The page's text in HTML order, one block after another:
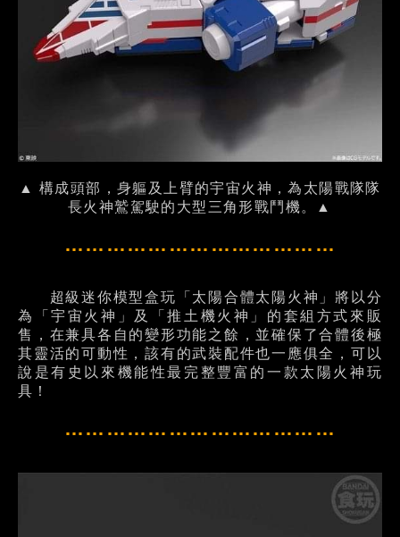
▲ 構成頭部，身軀及上臂的宇宙火神，為太陽戰隊隊
長火神鷲駕駛的大型三角形戰鬥機。▲
…………………………………
超級迷你模型盒玩「太陽合體太陽火神」將以分
為「宇宙火神」及「推土機火神」的套組方式來販
售，在兼具各自的變形功能之餘，並確保了合體後極
其靈活的可動性，該有的武裝配件也一應俱全，可以
說是有史以來機能性最完整豐富的一款太陽火神玩
具！
…………………………………